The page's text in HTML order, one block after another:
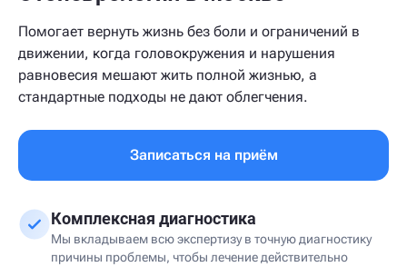
Помогает вернуть жизнь без боли и ограничений в
движении, когда головокружения и нарушения
равновесия мешают жить полной жизнью, а
стандартные подходы не дают облегчения.
Записаться на приём
Комплексная диагностика
Мы вкладываем всю экспертизу в точную диагностику
причины проблемы, чтобы лечение действительно